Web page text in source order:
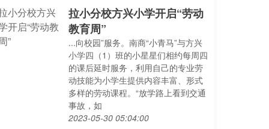
拉小分校方兴小学开启“劳动
教育周”
...向校园”服务。南商“小青马”与方兴
小学四（1）班的小星星们相约每周四
的课后延时服务，利用自己的专业劳
动技能为小学生提供内容丰富、形式
多样的劳动课程。“放学路上看到交通
事故，如
2023-05-30 05:04:00